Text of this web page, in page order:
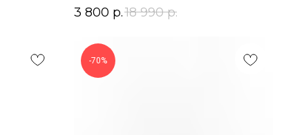
3 800 р.18 990 р.
-70%